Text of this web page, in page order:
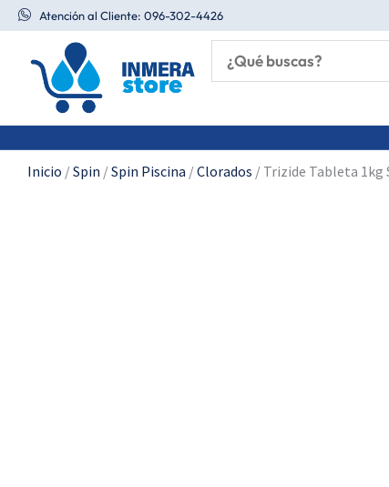
al
contenido
Atención al Cliente: 096-302-4426
Inicio /Spin /Spin Piscina /Clorados / Trizide Tableta 1kg